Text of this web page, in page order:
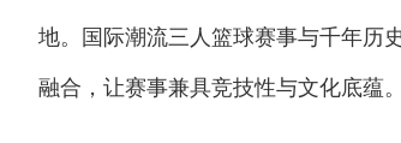
地。国际潮流三人篮球赛事与千年历
融合，让赛事兼具竞技性与文化底蕴。